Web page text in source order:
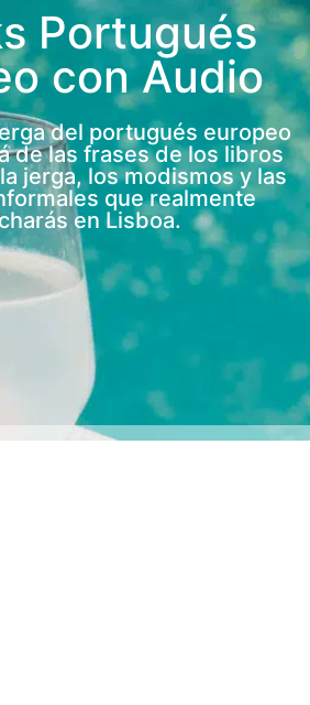
Portugués
con Audio
del portugués europeo
de las frases de los libros
jerga, los modismos y las
que realmente
en Lisboa.